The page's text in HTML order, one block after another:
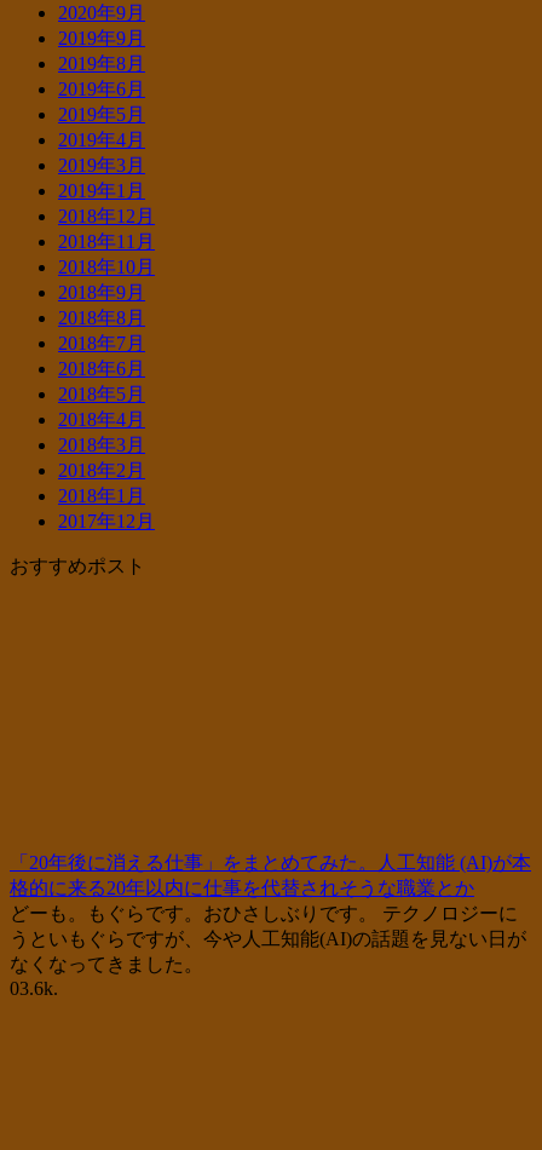
2020年9月
2019年9月
2019年8月
2019年6月
2019年5月
2019年4月
2019年3月
2019年1月
2018年12月
2018年11月
2018年10月
2018年9月
2018年8月
2018年7月
2018年6月
2018年5月
2018年4月
2018年3月
2018年2月
2018年1月
2017年12月
おすすめポスト
「20年後に消える仕事」をまとめてみた。人工知能 (AI)が本
格的に来る20年以内に仕事を代替されそうな職業とか
どーも。もぐらです。おひさしぶりです。 テクノロジーに
うといもぐらですが、今や人工知能(AI)の話題を見ない日が
なくなってきました。
03.6k.